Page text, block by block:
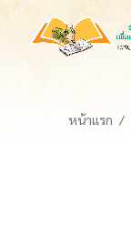
หน้าแรก